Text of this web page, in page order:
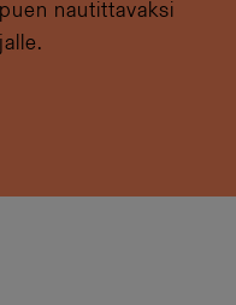
nautittavaksi